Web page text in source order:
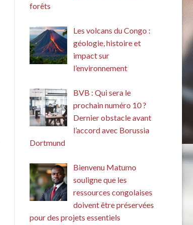
forêts
Les volcans du Congo :
géologie, histoire et
impact sur
l’environnement
BVB : Qui sera le
prochain numéro 10 ?
Dernier obstacle avant
l’accord avec Borussia
Dortmund
Bienvenu Matumo
souligne que les
ressources congolaises
doivent être préservées
pour des projets essentiels